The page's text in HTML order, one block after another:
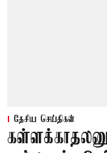
தேசிய செய்திகள்